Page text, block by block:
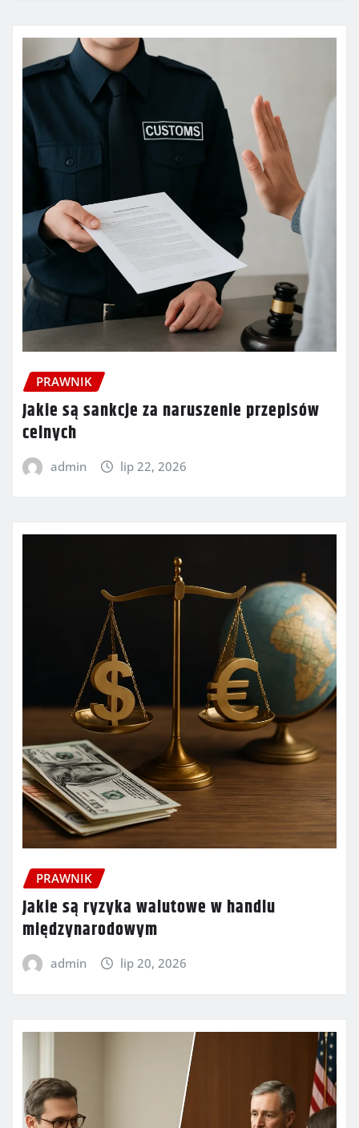
PRAWNIK
Jakie są sankcje za naruszenie przepisów
celnych
admin lip 22, 2026
PRAWNIK
Jakie są ryzyka walutowe w handlu
międzynarodowym
admin lip 20, 2026